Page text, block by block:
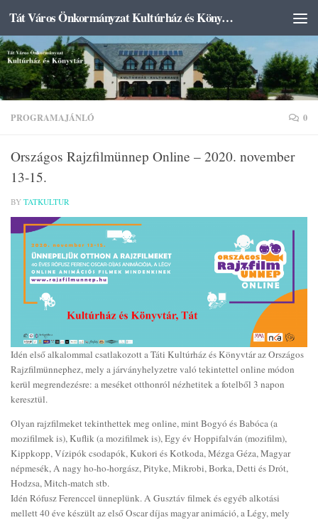
Skip to content Tát Város Önkormányzat Kultúrház és Könyvtár
PROGRAMAJÁNLÓ 0
Országos Rajzfilmünnep Online – 2020. november
13-15.
BY TATKULTUR
Idén első alkalommal csatlakozott a Táti Kultúrház és Könyvtár az Országos
Rajzfilmünnephez, mely a járványhelyzetre való tekintettel online módon
kerül megrendezésre: a meséket otthonról nézhetitek a fotelből 3 napon
keresztül.
Olyan rajzfilmeket tekinthettek meg online, mint Bogyó és Babóca (a
mozifilmek is), Kuflik (a mozifilmek is), Egy év Hoppifalván (mozifilm),
Kippkopp, Vízipók csodapók, Kukori és Kotkoda, Mézga Géza, Magyar
népmesék, A nagy ho-ho-horgász, Pityke, Mikrobi, Borka, Detti és Drót,
Hodzsa, Mitch-match stb.
Idén Rófusz Ferenccel ünneplünk. A Gusztáv filmek és egyéb alkotási
mellett 40 éve készült az első Oscar díjas magyar animáció, a Légy, mely